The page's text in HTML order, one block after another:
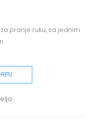
pranje ruku, sa jednim